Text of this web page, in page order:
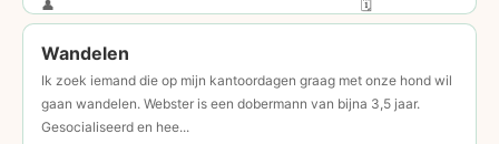
Wandelen
Ik zoek iemand die op mijn kantoordagen graag met onze hond wil
gaan wandelen. Webster is een dobermann van bijna 3,5 jaar.
Gesocialiseerd en hee...